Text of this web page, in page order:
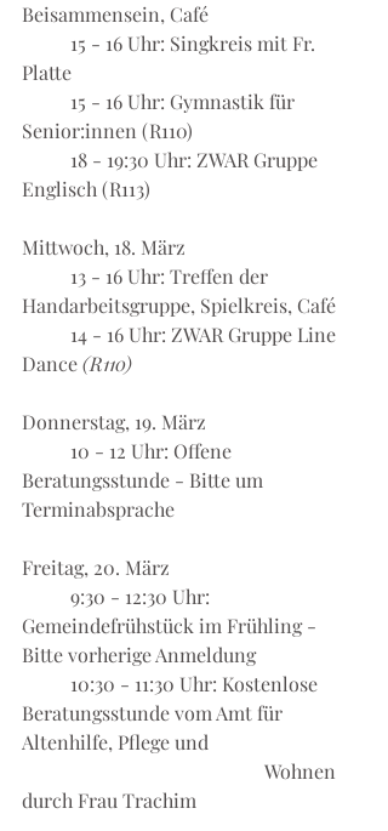
Beisammensein, Café
Platte
Senior:innen (R110)
Englisch (R113)
Mittwoch, 18. März
Handarbeitsgruppe, Spielkreis, Café
Dance (R110)
Donnerstag, 19. März
Beratungsstunde - Bitte um
Terminabsprache
Freitag, 20. März
Gemeindefrühstück im Frühling -
Bitte vorherige Anmeldung
Beratungsstunde vom Amt für
Altenhilfe, Pflege und
durch Frau Trachim